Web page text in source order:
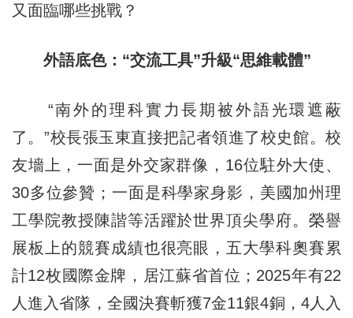
又面臨哪些挑戰？
外語底色：“交流工具”升級“思維載體”
“南外的理科實力長期被外語光環遮蔽
了。”校長張玉東直接把記者領進了校史館。校
友墻上，一面是外交家群像，16位駐外大使、
30多位參贊；一面是科學家身影，美國加州理
工學院教授陳諧等活躍於世界頂尖學府。榮譽
展板上的競賽成績也很亮眼，五大學科奧賽累
計12枚國際金牌，居江蘇省首位；2025年有22
人進入省隊，全國決賽斬獲7金11銀4銅，4人入